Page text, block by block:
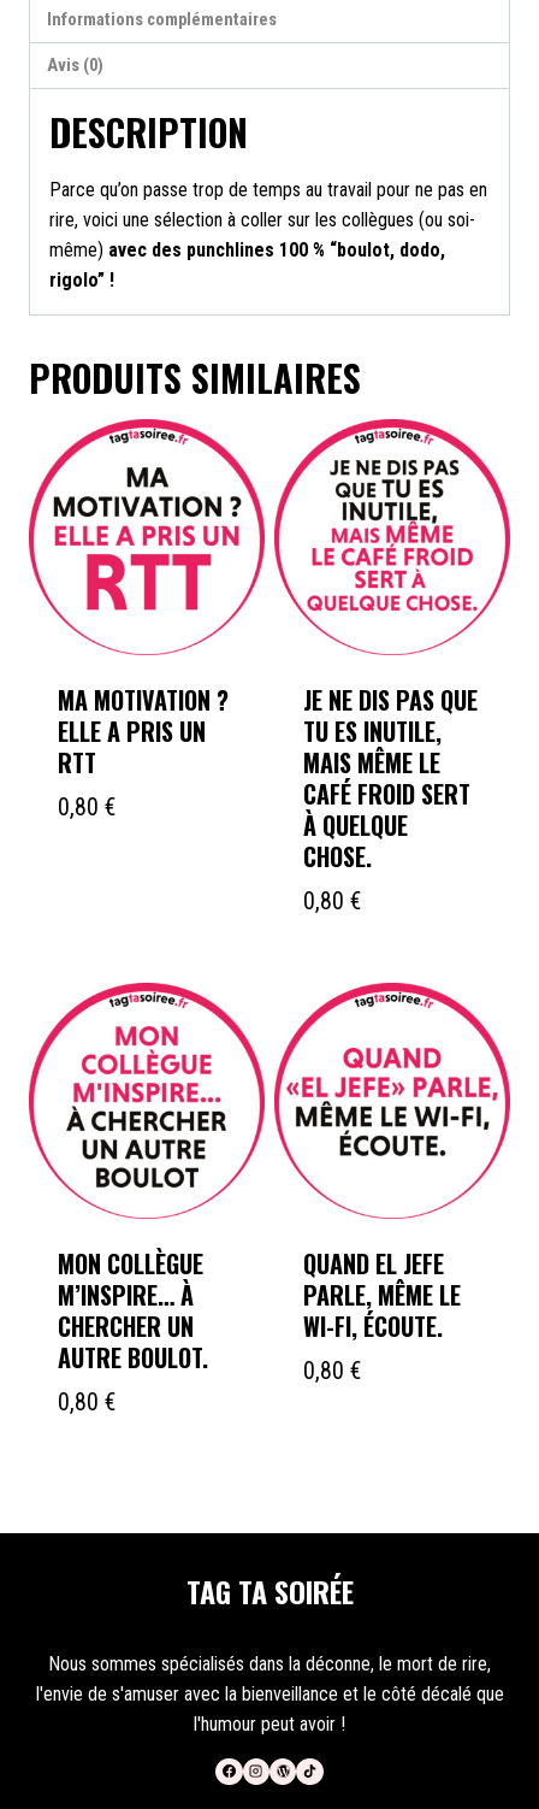
Comment
tout
prendre
leçons
Informations complémentaires
Avis (0)
DESCRIPTION
Parce qu’on passe trop de temps au travail pour ne pas en
rire, voici une sélection à coller sur les collègues (ou soi-
même) avec des punchlines 100 % “boulot, dodo,
rigolo” !
PRODUITS SIMILAIRES
MA MOTIVATION ?
ELLE A PRIS UN
RTT
0,80 €
JE NE DIS PAS QUE
TU ES INUTILE,
MAIS MÊME LE
CAFÉ FROID SERT
À QUELQUE
CHOSE.
0,80 €
MON COLLÈGUE
M’INSPIRE… À
CHERCHER UN
AUTRE BOULOT.
0,80 €
QUAND EL JEFE
PARLE, MÊME LE
WI-FI, ÉCOUTE.
0,80 €
TAG TA SOIRÉE
Nous sommes spécialisés dans la déconne, le mort de rire,
l'envie de s'amuser avec la bienveillance et le côté décalé que
l'humour peut avoir !